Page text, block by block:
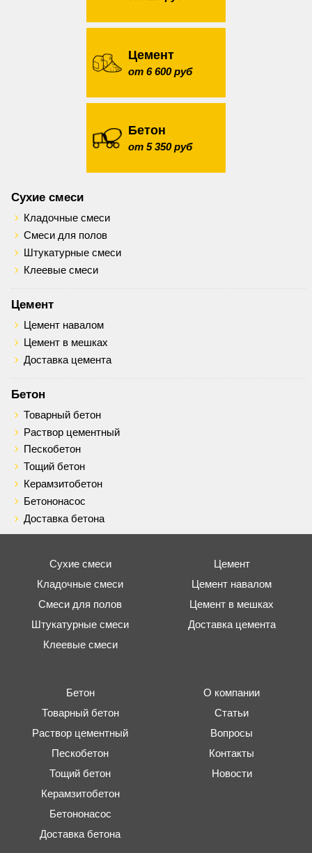
Цемент
от 6 600 руб
Бетон
от 5 350 руб
Сухие смеси
Кладочные смеси
Смеси для полов
Штукатурные смеси
Клеевые смеси
Цемент
Цемент навалом
Цемент в мешках
Доставка цемента
Бетон
Товарный бетон
Раствор цементный
Пескобетон
Тощий бетон
Керамзитобетон
Бетононасос
Доставка бетона
Сухие смеси
Кладочные смеси
Смеси для полов
Штукатурные смеси
Клеевые смеси
Цемент
Цемент навалом
Цемент в мешках
Доставка цемента
Бетон
Товарный бетон
Раствор цементный
Пескобетон
Тощий бетон
Керамзитобетон
Бетононасос
Доставка бетона
О компании
Статьи
Вопросы
Контакты
Новости